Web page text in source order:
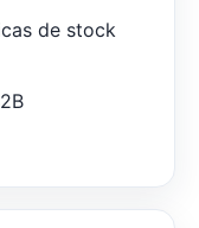
de stock